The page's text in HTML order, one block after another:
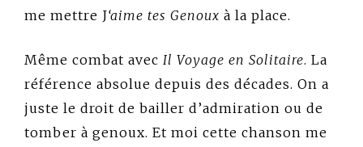
me mettre J‘aime tes Genoux à la place.
Même combat avec Il Voyage en Solitaire. La
référence absolue depuis des décades. On a
juste le droit de bailler d’admiration ou de
tomber à genoux. Et moi cette chanson me